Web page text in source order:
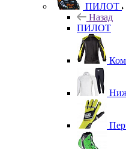
ПИЛОТ
Назад
ПИЛОТ